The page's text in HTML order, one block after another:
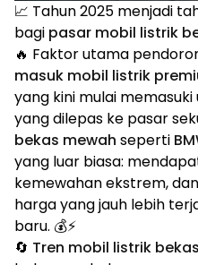
📈 Tahun 2025 menjadi
bagi pasar mobil listrik
🔥 Faktor utama
masuk mobil listrik
yang kini mulai
yang dilepas ke pasar
bekas mewah seperti
yang luar biasa:
kemewahan ekstrem,
harga yang jauh lebih
baru. 💰⚡
🔄 Tren mobil listrik